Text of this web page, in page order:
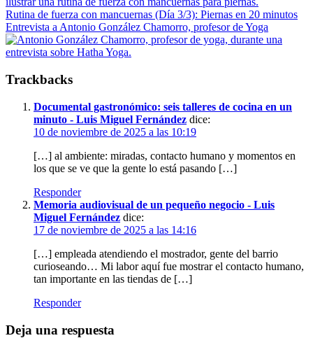
Rutina de fuerza con mancuernas (Día 3/3): Piernas en 20 minutos
Siguiente
entrada:
Entrevista a Antonio González Chamorro, profesor de Yoga
con
los
lectores
Trackbacks
Documental gastronómico: seis talleres de cocina en un
minuto - Luis Miguel Fernández dice:
10 de noviembre de 2025 a las 10:19
[…] al ambiente: miradas, contacto humano y momentos en
los que se ve que la gente lo está pasando […]
Responder
Memoria audiovisual de un pequeño negocio - Luis
Miguel Fernández dice:
17 de noviembre de 2025 a las 14:16
[…] empleada atendiendo el mostrador, gente del barrio
curioseando… Mi labor aquí fue mostrar el contacto humano,
tan importante en las tiendas de […]
Responder
Deja una respuesta